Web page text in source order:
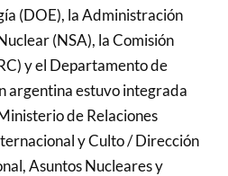
(DOE), la Administración
(NSA), la Comisión
y el Departamento de
argentina estuvo integrada
de Relaciones
y Culto / Dirección
Asuntos Nucleares y